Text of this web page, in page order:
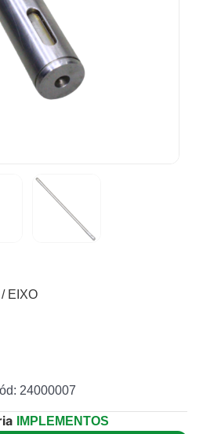
/ EIXO
24000007
IMPLEMENTOS